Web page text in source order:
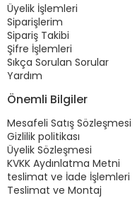
Üyelik İşlemleri
Siparişlerim
Sipariş Takibi
Şifre İşlemleri
Sıkça Sorulan Sorular
Yardım
Önemli Bilgiler
Mesafeli Satış Sözleşmesi
Gizlilik politikası
Üyelik Sözleşmesi
KVKK Aydınlatma Metni
teslimat ve İade İşlemleri
Teslimat ve Montaj